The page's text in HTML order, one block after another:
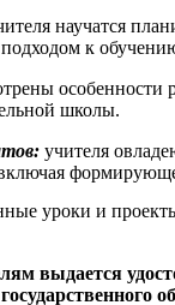
научатся
подходом к
школы.
учителя
уроки и
выдается
государственного